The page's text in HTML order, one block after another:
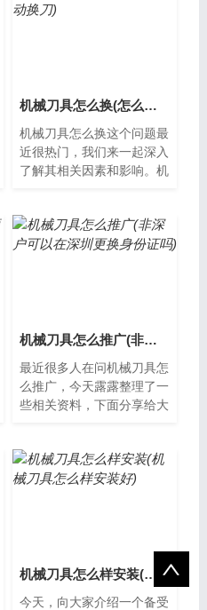
机械刀具怎么换(怎么手动换刀)
机械刀具怎么换这个问题最
近很热门，我们来一起深入
了解其相关因素和影响。机
在使用过程...
机械刀具怎么推广(非深户可以在深圳更换身份证吗)
最近很多人在问机械刀具怎
么推广，今天露露整理了一
些相关资料，下面分享给大
制造业中不...
机械刀具怎么样安装(机械刀具怎么样安装好)
今天，向大家介绍一个备受